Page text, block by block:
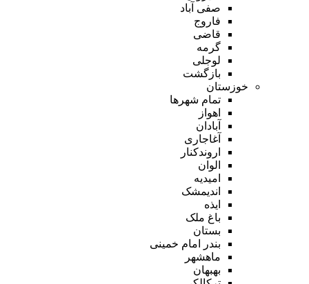
صفی آباد
فاروج
قاضی
گرمه
لوجلی
بازگشت
خوزستان
تمام شهر‌ها
اهواز
آبادان
آغاجاری
اروندکنار
الوان
امیدیه
اندیمشک
ایذه
باغ ملک
بستان
بندر امام خمینی
ماهشهر
بهبهان